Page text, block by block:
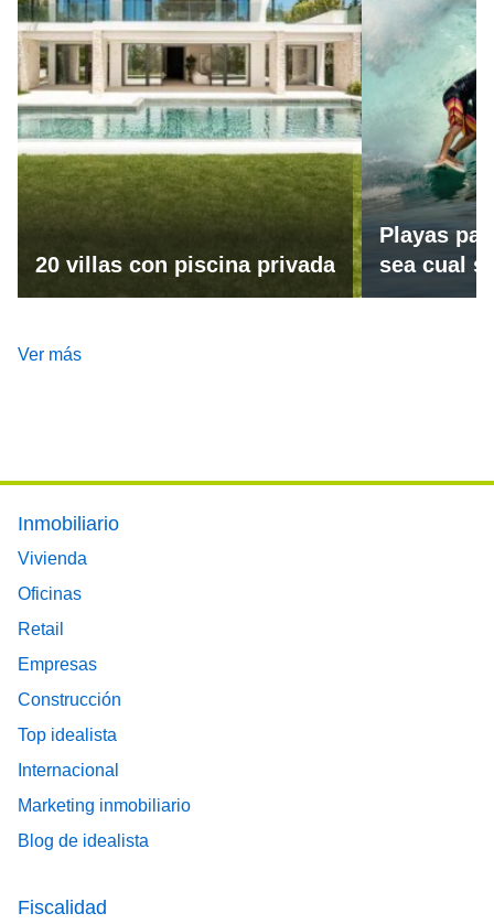
20 villas con piscina privada
Playas
sea cual
Ver más
Footer main menu
Inmobiliario
Vivienda
Oficinas
Retail
Empresas
Construcción
Top idealista
Internacional
Marketing inmobiliario
Blog de idealista
Fiscalidad